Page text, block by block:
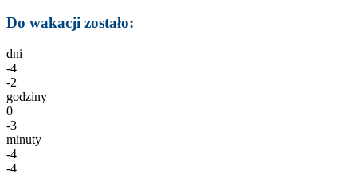
Do wakacji zostało:
dni
-4
-2
godziny
0
-3
minuty
-4
-4